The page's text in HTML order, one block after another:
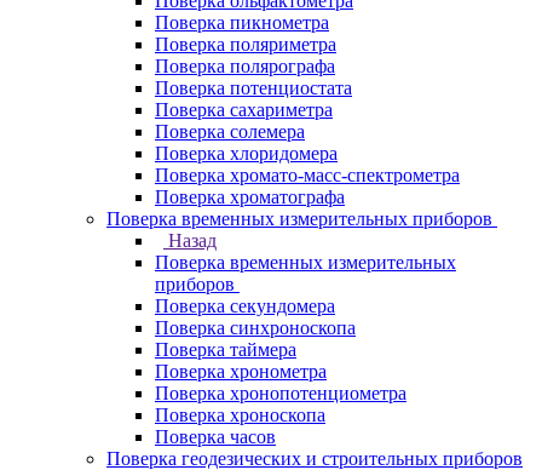
Поверка пикнометра
Поверка поляриметра
Поверка полярографа
Поверка потенциостата
Поверка сахариметра
Поверка солемера
Поверка хлоридомера
Поверка хромато-масс-спектрометра
Поверка хроматографа
Поверка временных измерительных приборов
Назад
Поверка временных измерительных
приборов
Поверка секундомера
Поверка синхроноскопа
Поверка таймера
Поверка хронометра
Поверка хронопотенциометра
Поверка хроноскопа
Поверка часов
Поверка геодезических и строительных приборов